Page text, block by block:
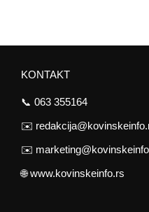
KONTAKT
📞 063 355164
✉️
✉️
🌐www.kovinskeinfo.rs